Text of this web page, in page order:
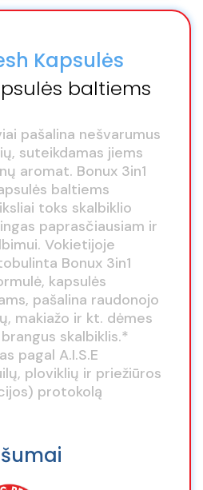
Kapsulės
baltiems
pašalina nešvarumus
suteikdamas jiems
aromat. Bonux 3in1
baltiems
toks skalbiklio
paprasčiausiam ir
Vokietijoje
Bonux 3in1
kapsulės
pašalina raudonojo
makiažo ir kt. dėmes
skalbiklis.*
pagal A.I.S.E
ploviklių ir priežiūros
protokolą